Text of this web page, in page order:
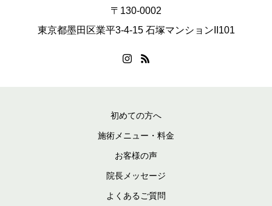
〒130-0002
東京都墨田区業平3-4-15 石塚マンションII101
初めての方へ
施術メニュー・料金
お客様の声
院長メッセージ
よくあるご質問